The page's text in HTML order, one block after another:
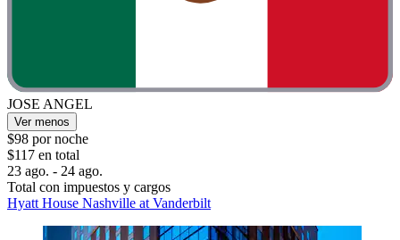
JOSE ANGEL
Ver menos
$98 por noche
$117 en total
23 ago. - 24 ago.
Total con impuestos y cargos
Hyatt House Nashville at Vanderbilt